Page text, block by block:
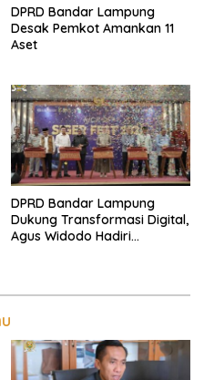
DPRD Bandar Lampung
Desak Pemkot Amankan 11
Aset
DPRD Bandar Lampung
Dukung Transformasi Digital,
Agus Widodo Hadiri